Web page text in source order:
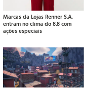
Marcas da Lojas Renner S.A.
entram no clima do 8.8 com
ações especiais